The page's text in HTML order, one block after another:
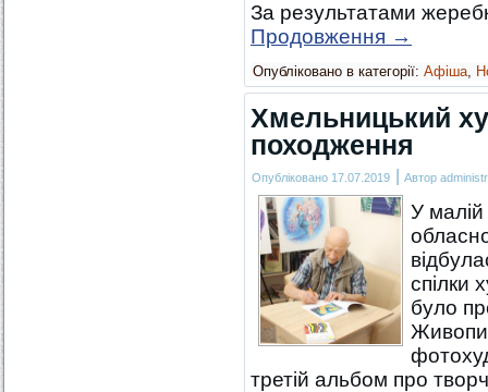
За результатами
Продовження →
Опубліковано в категорії: Афіша,
Хмельницький
походження
Опубліковано 17.07.2019 | Автор
У
спілки
було
третій альбом про